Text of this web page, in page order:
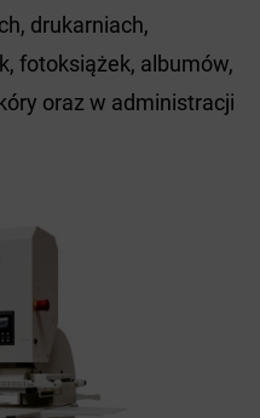
drukarniach,
fotoksiążek, albumów,
oraz w administracji